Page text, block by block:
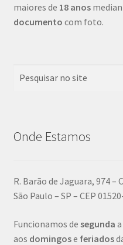
maiores de 18 anos
documento com foto.
Onde Estamos
R. Barão de Jaguara, 974 –
São Paulo – SP – CEP
Funcionamos de segunda a
aos domingose feriados